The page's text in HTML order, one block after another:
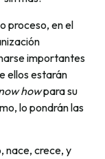
proceso, en el
importantes
ellos estarán
howpara su
lo pondrán las
nace, crece, y